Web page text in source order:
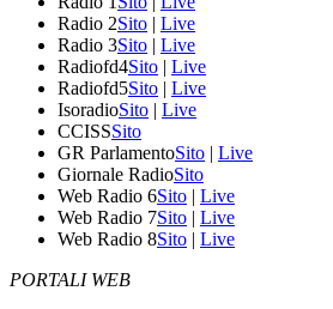
Radio 2Sito | Live
Radio 3Sito | Live
Radiofd4Sito | Live
Radiofd5Sito | Live
IsoradioSito | Live
CCISSSito
GR ParlamentoSito | Live
Giornale RadioSito
Web Radio 6Sito | Live
Web Radio 7Sito | Live
Web Radio 8Sito | Live
PORTALI WEB